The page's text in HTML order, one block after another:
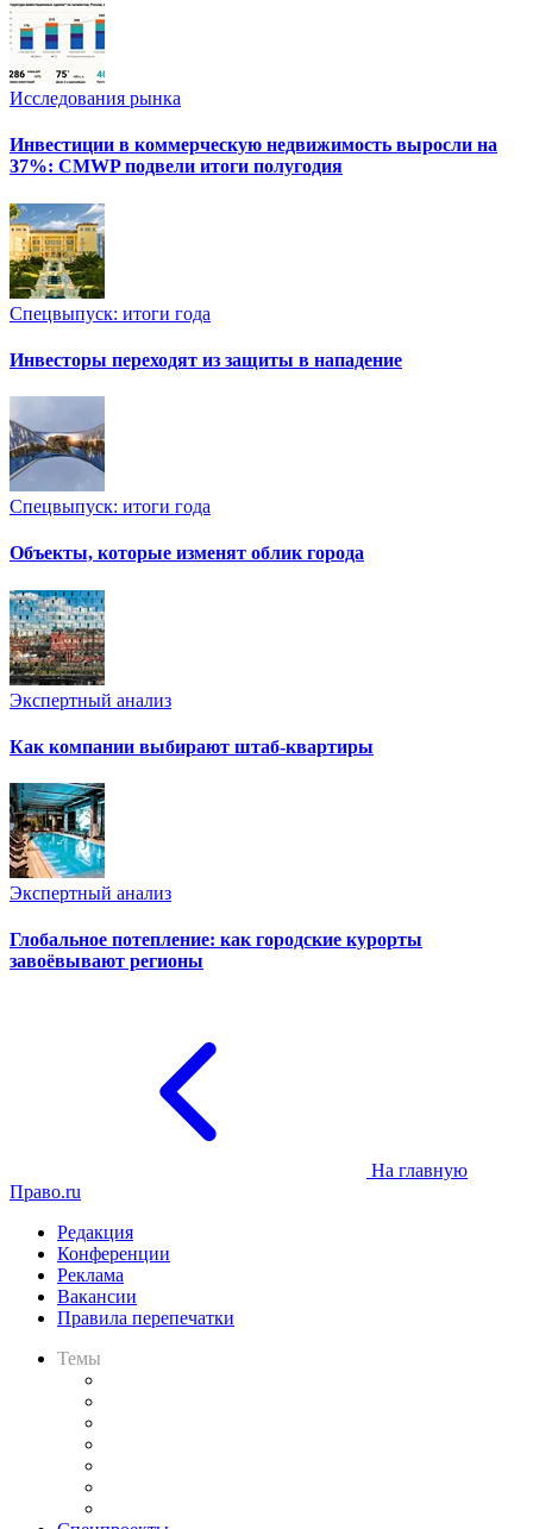
Исследования рынка
Инвестиции в коммерческую недвижимость выросли на
37%: CMWP подвели итоги полугодия
Спецвыпуск: итоги года
Инвесторы переходят из защиты в нападение
Спецвыпуск: итоги года
Объекты, которые изменят облик города
Экспертный анализ
Как компании выбирают штаб-квартиры
Экспертный анализ
Глобальное потепление: как городские курорты
завоёвывают регионы
На главную
Право.ru
Редакция
Конференции
Реклама
Вакансии
Правила перепечатки
Темы